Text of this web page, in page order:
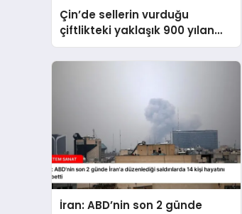
Çin’de sellerin vurduğu
çiftlikteki yaklaşık 900 yılan
kaçtı
İran: ABD’nin son 2 günde